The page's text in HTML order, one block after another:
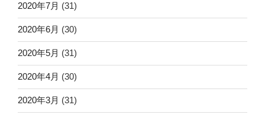
2020年7月 (31)
2020年6月 (30)
2020年5月 (31)
2020年4月 (30)
2020年3月 (31)